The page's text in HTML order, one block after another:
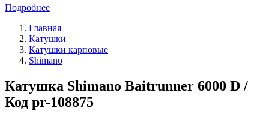
Подробнее
Главная
Катушки
Катушки карповые
Shimano
Катушка Shimano Baitrunner 6000 D /
Код pr-108875